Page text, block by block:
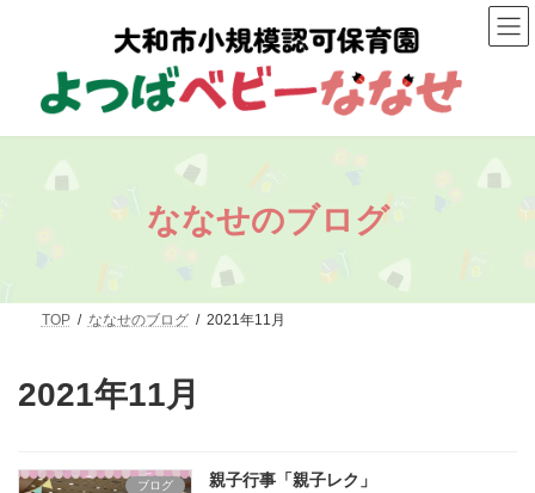
ス
ン
ななせのブログ
TOP ななせのブログ 2021年11月
2021年11月
ブログ 親子行事「親子レク」